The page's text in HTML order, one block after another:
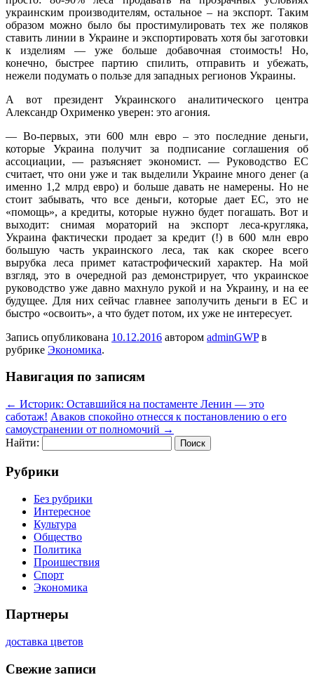
украинским производителям, остальное – на экспорт. Таким
образом можно было бы простимулировать тех же поляков
ставить линии в Украине и экспортировать хотя бы заготовки
к изделиям — уже больше добавочная стоимость! Но,
конечно, быстрее партию спилить, отправить и убежать,
нежели подумать о пользе для западных регионов Украины.
А вот президент Украинского аналитического центра
Александр Охрименко уверен: это агония.
— Во-первых, эти 600 млн евро – это последние деньги,
которые Украина получит за подписание соглашения об
ассоциации, — разъясняет экономист. — Руководство ЕС
считает, что они уже и так выделили Украине много денег (а
именно 1,2 млрд евро) и больше давать не намерены. Но не
стоит забывать, что все деньги, которые дает ЕС, это не
«помощь», а кредиты, которые нужно будет погашать. Вот и
выходит: снимая мораторий на экспорт леса-кругляка,
Украина фактически продает за кредит (!) в 600 млн евро
большую часть украинского леса, так как скорее всего
вырубка леса примет катастрофический характер. На мой
взгляд, это в очередной раз демонстрирует, что украинское
руководство уже давно махнуло рукой и на Украину, и на ее
будущее. Для них сейчас главнее заполучить деньги в ЕС и
быстро «освоить», а что будет потом, их уже не интересует.
Запись опубликована 10.12.2016 автором adminGWPв
рубрике Экономика.
Навигация по записям
← Историк: Оставшийся на постаменте Ленин — это
саботаж! Аваков спокойно отнесся к постановлению о его
самоустранении от полномочий →
Найти:
Рубрики
Без рубрики
Интересное
Культура
Общество
Политика
Проишествия
Спорт
Экономика
Партнеры
доставка цветов
Свежие записи